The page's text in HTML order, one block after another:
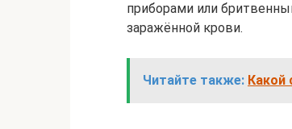
приборами или
заражённой крови.
Читайте также: Какой